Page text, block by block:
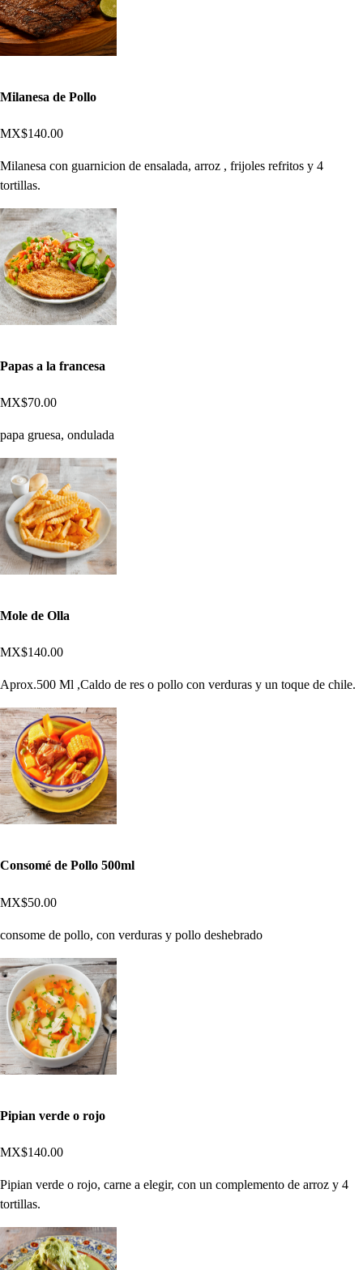
Milanesa de Pollo
MX$140.00
Milanesa con guarnicion de ensalada, arroz , frijoles refritos y 4
tortillas.
Papas a la francesa
MX$70.00
papa gruesa, ondulada
Mole de Olla
MX$140.00
Aprox.500 Ml ,Caldo de res o pollo con verduras y un toque de chile.
Consomé de Pollo 500ml
MX$50.00
consome de pollo, con verduras y pollo deshebrado
Pipian verde o rojo
MX$140.00
Pipian verde o rojo, carne a elegir, con un complemento de arroz y 4
tortillas.